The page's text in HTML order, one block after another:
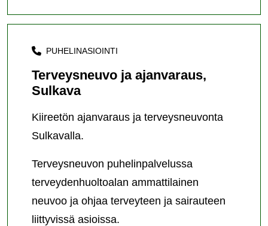
PUHELINASIOINTI
Terveysneuvo ja ajanvaraus,
Sulkava
Kiireetön ajanvaraus ja terveysneuvonta
Sulkavalla.
Terveysneuvon puhelinpalvelussa
terveydenhuoltoalan ammattilainen
neuvoo ja ohjaa terveyteen ja sairauteen
liittyvissä asioissa.